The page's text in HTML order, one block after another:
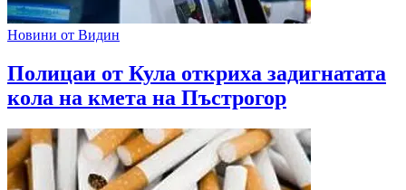
Новини от Видин
Полицаи от Кула откриха задигнатата
кола на кмета на Пъстрогор